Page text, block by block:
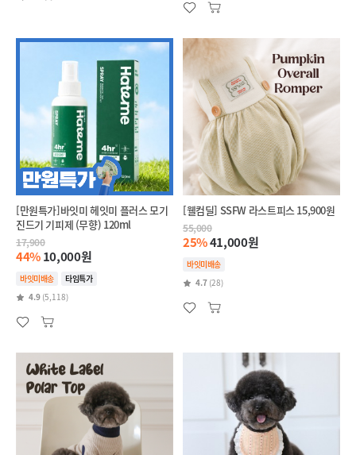
[만원특가]바잇미 헤잇미 플러스 모기
진드기 기피제 (무향) 120ml
17,900
44%10,000원
바잇미배송
타임특가
4.9 (5,118)
[웰컴딜] SSFW 라스트피스 15,900원
55,000
25%41,000원
바잇미배송
4.7 (28)